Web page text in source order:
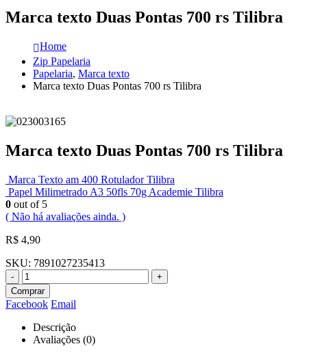
Marca texto Duas Pontas 700 rs Tilibra
Home
Zip Papelaria
Papelaria, Marca texto
Marca texto Duas Pontas 700 rs Tilibra
Marca texto Duas Pontas 700 rs Tilibra
Marca Texto am 400 Rotulador Tilibra
Papel Milimetrado A3 50fls 70g Academie Tilibra
0 out of 5
( Não há avaliações ainda. )
R$ 4,90
SKU: 7891027235413
-
+
Comprar
Facebook Email
Descrição
Avaliações (0)